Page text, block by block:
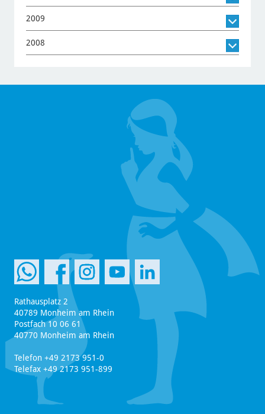
2009
2008
Rathausplatz 2
40789 Monheim am Rhein
Postfach 10 06 61
40770 Monheim am Rhein
Telefon +49 2173 951-0
Telefax +49 2173 951-899